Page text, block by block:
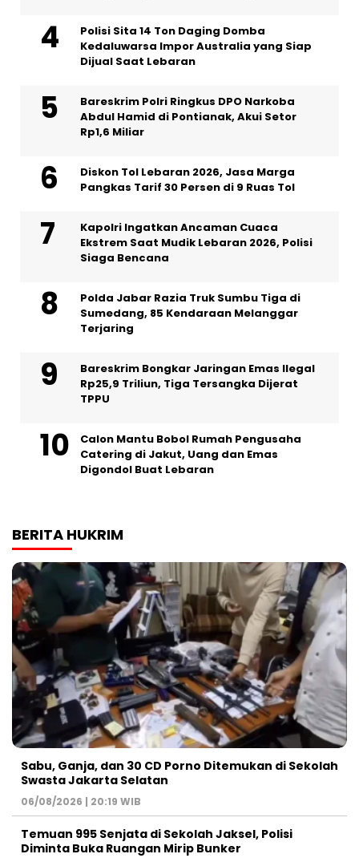
Polisi Sita 14 Ton Daging Domba
Kedaluwarsa Impor Australia yang Siap
Dijual Saat Lebaran
Bareskrim Polri Ringkus DPO Narkoba
Abdul Hamid di Pontianak, Akui Setor
Rp1,6 Miliar
Diskon Tol Lebaran 2026, Jasa Marga
Pangkas Tarif 30 Persen di 9 Ruas Tol
Kapolri Ingatkan Ancaman Cuaca
Ekstrem Saat Mudik Lebaran 2026, Polisi
Siaga Bencana
Polda Jabar Razia Truk Sumbu Tiga di
Sumedang, 85 Kendaraan Melanggar
Terjaring
Bareskrim Bongkar Jaringan Emas Ilegal
Rp25,9 Triliun, Tiga Tersangka Dijerat
TPPU
Calon Mantu Bobol Rumah Pengusaha
Catering di Jakut, Uang dan Emas
Digondol Buat Lebaran
BERITA HUKRIM
Sabu, Ganja, dan 30 CD Porno Ditemukan di Sekolah
Swasta Jakarta Selatan
06/08/2026 | 20:19 WIB
Temuan 995 Senjata di Sekolah Jaksel, Polisi
Diminta Buka Ruangan Mirip Bunker